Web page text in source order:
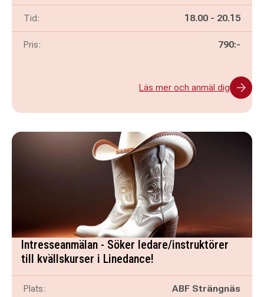
Tid: Pågår mellan
18.00 - och
20.15
Pris: 790:-
Läs mer och anmäl dig
Intresseanmälan - Söker ledare/instruktörer
till kvällskurser i Linedance!
Plats:
ABF Strängnäs